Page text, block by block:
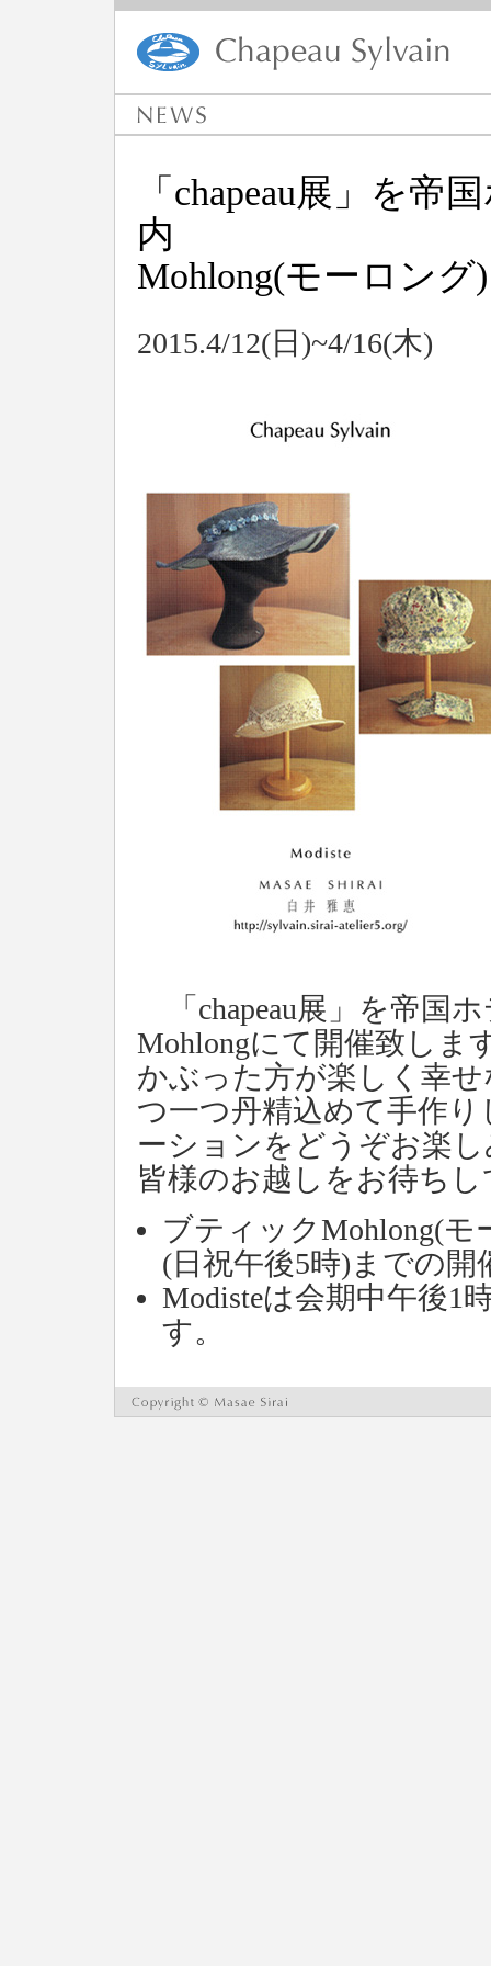
「chapeau展」を帝
内
Mohlong(モーロン
2015.4/12(日)~4/16(木)
「chapeau展」を帝国
Mohlongにて開催致しま
かぶった方が楽しく幸せ
つ一つ丹精込めて手作
ーションをどうぞお楽
皆様のお越しをお待ち
ブティックMohlong(モ
(日祝午後5時)までの開
Modisteは会期中午後1
す。